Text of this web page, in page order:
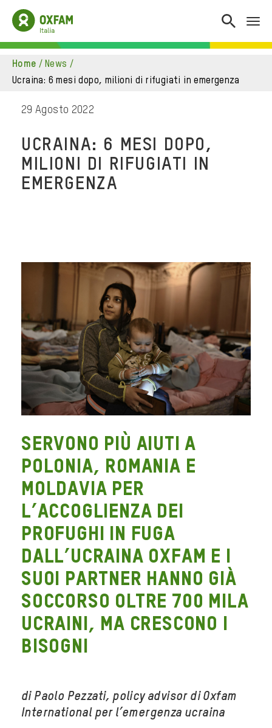
home / news /
ucraina: 6 mesi dopo, milioni di rifugiati in emergenza
29 Agosto 2022
UCRAINA: 6 MESI DOPO,
MILIONI DI RIFUGIATI IN
EMERGENZA
Servono più aiuti a
Polonia, Romania e
Moldavia per
l’accoglienza dei
profughi in fuga
dall’Ucraina Oxfam e i
suoi partner hanno già
soccorso oltre 700 mila
ucraini, ma crescono i
bisogni
di Paolo Pezzati, policy advisor di Oxfam
International per l’emergenza ucraina